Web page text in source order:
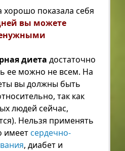
хорошо показала себя
вы можете
диета достаточно
ее можно не всем. На
вы должны быть
так как
людей сейчас,
Нельзя применять
имеетсердечно-
, диабет и